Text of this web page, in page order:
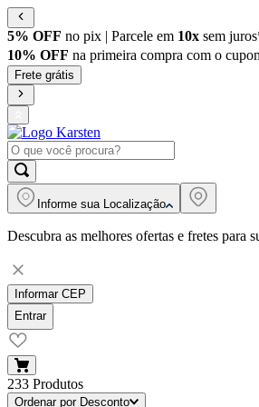
5% OFF no pix | Parcele em 10x sem
10% OFF na primeira compra com o
Frete grátis
Informe sua Localização
Descubra as melhores ofertas e fretes para
Informar CEP
Entrar
233 Produtos
Ordenar por Desconto